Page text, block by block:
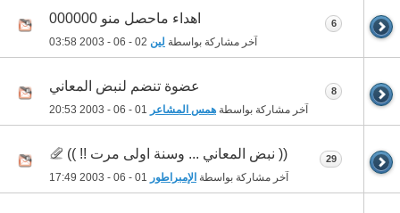
اهداء ماحصل منو 000000
آخر مشاركة بواسطة لين 03:58
6
عضوة تنضم لنبض المعاني
آخر مشاركة بواسطة همس المشاعر 20:53
8
(( نبض المعاني ... وسنة اولى مرت !! ))
آخر مشاركة بواسطة الإمبراطور 17:49
29